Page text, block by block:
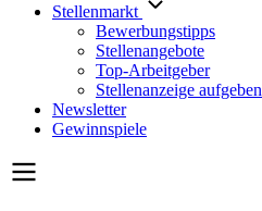
Stellenmarkt
Bewerbungstipps
Stellenangebote
Top-Arbeitgeber
Stellenanzeige aufgeben
Newsletter
Gewinnspiele